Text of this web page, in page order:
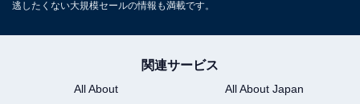
逃したくない大規模セールの情報も満載です。
関連サービス
All About
All About Japan